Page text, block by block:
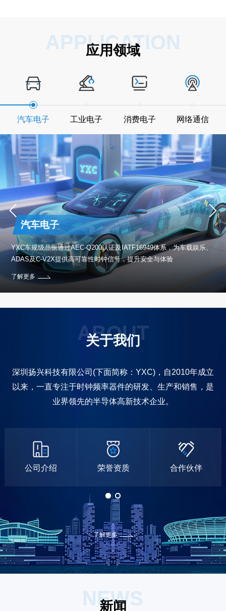
APPLICATION
应用领域
汽车电子 工业电子 消费电子 网络通信
汽车电子
YXC车规级晶振通过AEC-Q200认证及IATF16949体系，为车载娱乐、
ADAS及C-V2X提供高可靠性时钟信号，提升安全与体验
了解更多
ABOUT
关于我们
深圳扬兴科技有限公司(下面简称：YXC)，自2010年成立
以来，一直专注于时钟频率器件的研发、生产和销售，是
业界领先的半导体高新技术企业。
公司介绍 荣誉资质 合作伙伴
了解更多
NEWS
新闻